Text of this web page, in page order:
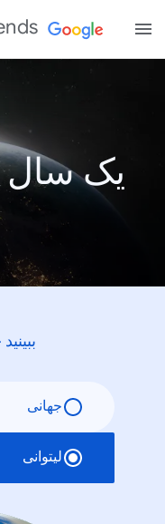
یک سال
جهانی
لیتوانی